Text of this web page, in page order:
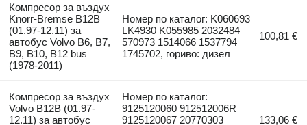
Компресор за въздух
Knorr-Bremse B12B
(01.97-12.11) за
автобус Volvo B6, B7,
B9, B10, B12 bus
(1978-2011)
Номер по каталог: K060693
LK4930 K055985 2032484
570973 1514066 1537794
1745702, гориво: дизел
100,81 €
Компресор за въздух
Volvo B12B (01.97-
12.11) за автобус
Номер по каталог:
9125120060 912512006R
9125120067 20770303
133,06 €